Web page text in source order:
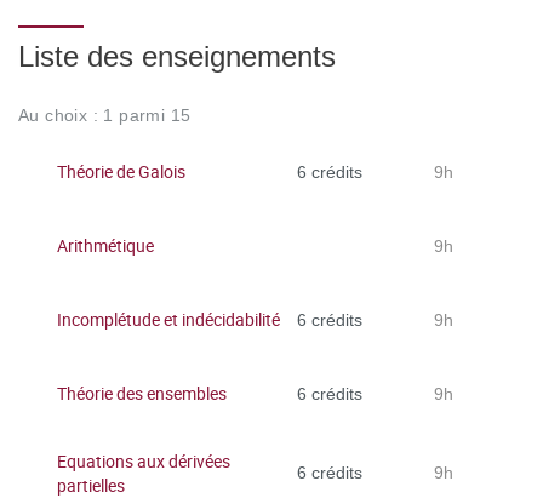
Liste des enseignements
Au choix : 1 parmi 15
Théorie de Galois 6 crédits 9h
Arithmétique 9h
Incomplétude et indécidabilité 6 crédits 9h
Théorie des ensembles 6 crédits 9h
Equations aux dérivées
partielles
6 crédits 9h